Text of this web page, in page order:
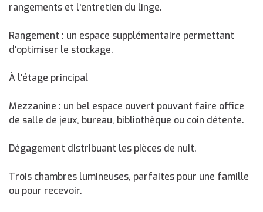
rangements et l'entretien du linge.
Rangement : un espace supplémentaire permettant
d'optimiser le stockage.
À l'étage principal
Mezzanine : un bel espace ouvert pouvant faire office
de salle de jeux, bureau, bibliothèque ou coin détente.
Dégagement distribuant les pièces de nuit.
Trois chambres lumineuses, parfaites pour une famille
ou pour recevoir.